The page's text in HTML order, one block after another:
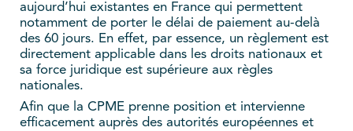
aujourd’hui existantes en France qui permettent
notamment de porter le délai de paiement au-delà
des 60 jours. En effet, par essence, un règlement est
directement applicable dans les droits nationaux et
sa force juridique est supérieure aux règles
nationales.
Afin que la CPME prenne position et intervienne
efficacement auprès des autorités européennes et